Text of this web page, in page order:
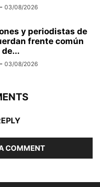
- 03/08/2026
y periodistas de
frente común
- 03/08/2026
COMMENT